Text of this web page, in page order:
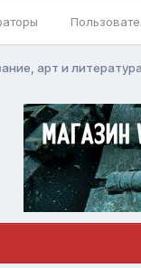
арт и литература